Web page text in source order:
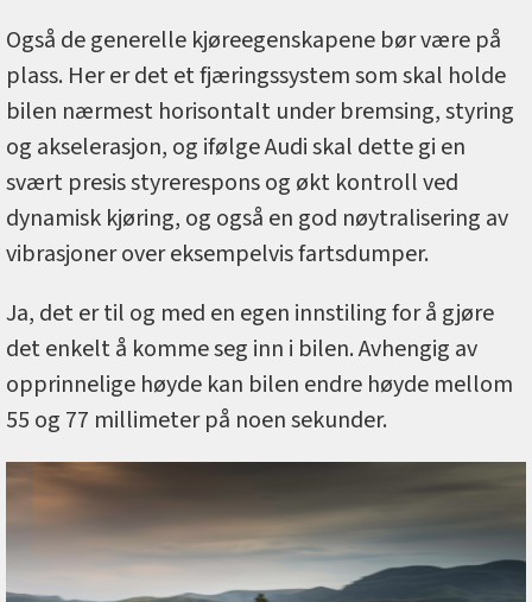
Også de generelle kjøreegenskapene bør være på
plass. Her er det et fjæringssystem som skal holde
bilen nærmest horisontalt under bremsing, styring
og akselerasjon, og ifølge Audi skal dette gi en
svært presis styrerespons og økt kontroll ved
dynamisk kjøring, og også en god nøytralisering av
vibrasjoner over eksempelvis fartsdumper.
Ja, det er til og med en egen innstiling for å gjøre
det enkelt å komme seg inn i bilen. Avhengig av
opprinnelige høyde kan bilen endre høyde mellom
55 og 77 millimeter på noen sekunder.